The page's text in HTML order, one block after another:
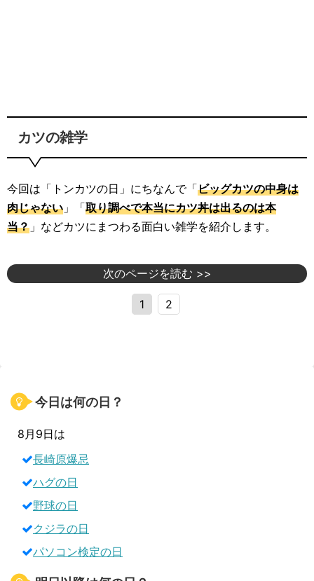
カツの雑学
今回は「トンカツの日」にちなんで「ビッグカツの中身は
肉じゃない 」「取り調べで本当にカツ丼は出るのは本
当？ 」などカツにまつわる面白い雑学を紹介します。
次のページを読む >>
1 2
今日は何の日？
8月9日は
長崎原爆忌
ハグの日
野球の日
クジラの日
パソコン検定の日